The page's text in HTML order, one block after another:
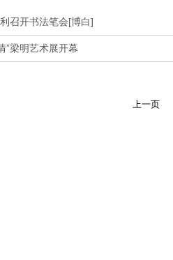
召开书法笔会[博白]
”梁明艺术展开幕
上一页